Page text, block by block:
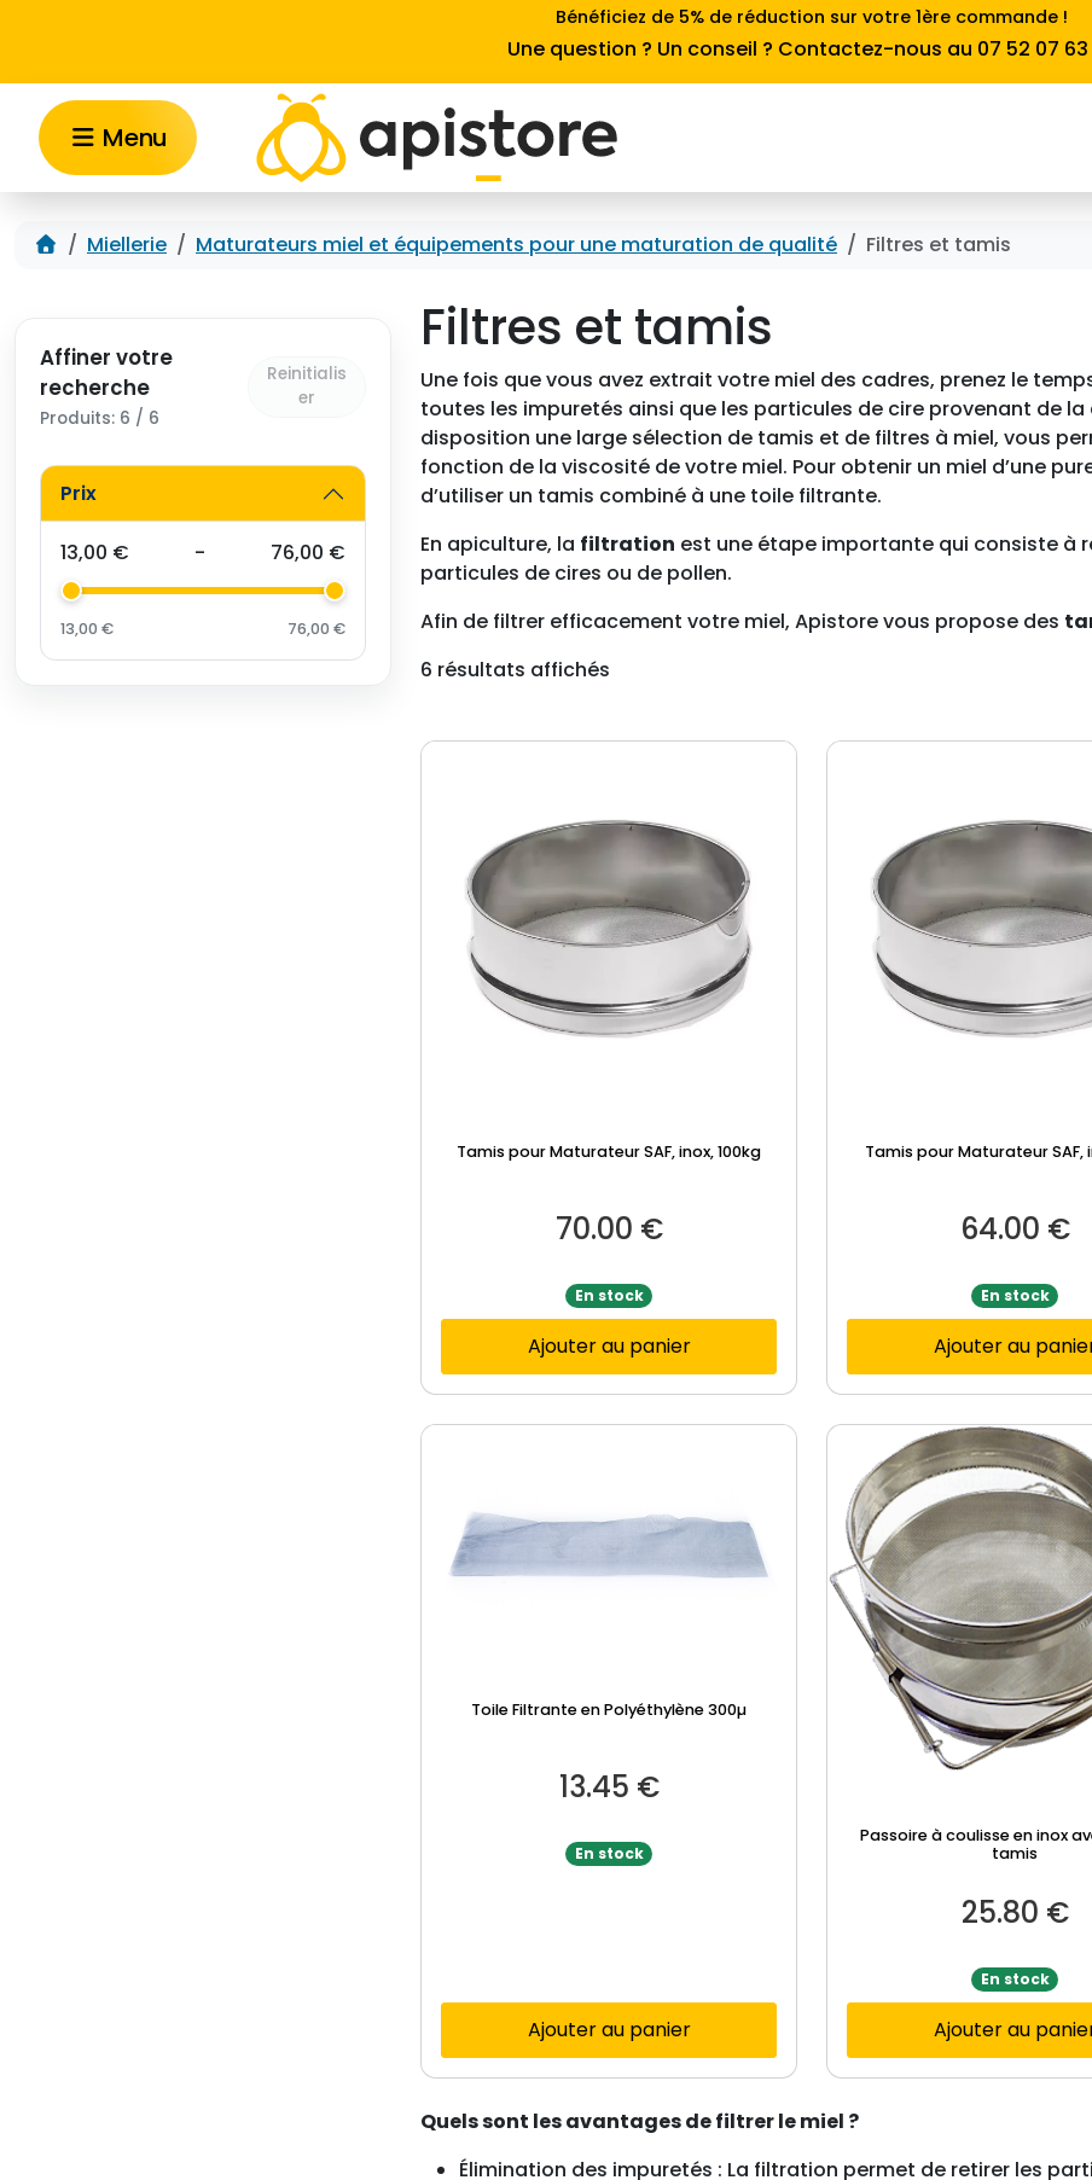
Bénéficiez de 5% de réduction sur votre 1ère commande !
Une question ? Un conseil ? Contactez-nous au 07 52 07 63
Menu
Accueil
Miellerie Maturateurs miel et équipements pour une maturation de qualité Filtres et tamis
Affiner votre
recherche
Produits: 6 / 6
Reinitialis
er
Prix
13,00 € - 76,00 €
13,00 € 76,00 €
Filtres et tamis
Une fois que vous avez extrait votre miel des cadres, prenez le
toutes les impuretés ainsi que les particules de cire provenant de
disposition une large sélection de tamis et de filtres à miel, vous
fonction de la viscosité de votre miel. Pour obtenir un miel d’une
d’utiliser un tamis combiné à une toile filtrante.
En apiculture, la filtration est une étape importante qui consiste à
particules de cires ou de pollen.
Afin de filtrer efficacement votre miel, Apistore vous propose des
6 résultats affichés
Tamis pour Maturateur SAF, inox, 100kg
70.00 €
En stock
Ajouter au panier
Tamis pour Maturateur SAF,
64.00 €
En stock
Ajouter au
Toile Filtrante en Polyéthylène 300µ
13.45 €
En stock
Ajouter au panier
Passoire à coulisse en inox
tamis
25.80 €
En stock
Ajouter au
Quels sont les avantages de filtrer le miel ?
Élimination des impuretés : La filtration permet de retirer les